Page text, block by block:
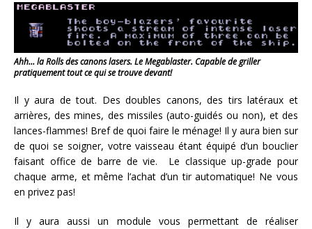
Ahh… la Rolls des canons lasers. Le Megablaster. Capable de griller
pratiquement tout ce qui se trouve devant!
Il y aura de tout. Des doubles canons, des tirs latéraux et
arrières, des mines, des missiles (auto-guidés ou non), et des
lances-flammes! Bref de quoi faire le ménage! Il y aura bien sur
de quoi se soigner, votre vaisseau étant équipé d’un bouclier
faisant office de barre de vie. Le classique up-grade pour
chaque arme, et même l’achat d’un tir automatique! Ne vous
en privez pas!
Il y aura aussi un module vous permettant de réaliser